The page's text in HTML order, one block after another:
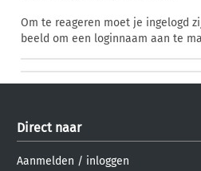
Om te reageren moet je ingelogd
beeld om een loginnaam aan te
Direct naar
Aanmelden / inloggen